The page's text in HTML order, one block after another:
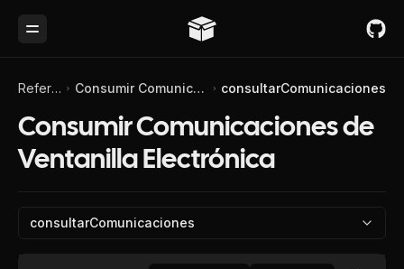
Toggle Menu
Referencia de API Consumir Comunicaciones de Ventanilla Electrónica consultarComunicaciones
Consumir Comunicaciones de
Ventanilla Electrónica
consultarComunicaciones